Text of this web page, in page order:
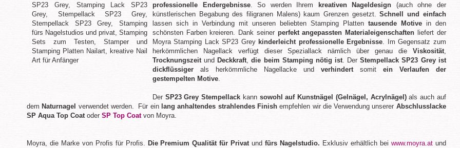
professionelle Endergebnisse. So werden Ihrem kreativen Nageldesign (auch ohne der
künstlerischen Begabung des filigranen Malens) kaum Grenzen gesetzt.Schnell und einfach
lassen sich in Verbindung mit unseren beliebten Stamping Platten tausende Motivein den
schönsten Farben kreieren. Dank seiner perfekt angepassten Materialeigenschaften liefert der
Moyra Stamping Lack SP23 Grey kinderleicht professionelle Ergebnisse. Im Gegensatz zum
herkömmlichen Nagellack verfügt dieser Speziallack nämlich über genau die Viskosität,
Trocknungszeitund Deckkraft,die beim Stamping nötig ist. DerStempellack SP23 Grey ist
dickflüssiger als herkömmliche Nagellacke und verhindert somit ein Verlaufen der
gestempelten Motive.
Der SP23 Grey Stempellack kann sowohl auf Kunstnägel (Gelnägel, Acrylnägel)als auch auf
dem Naturnagel verwendet werden. Für ein lang anhaltendes strahlendes Finishempfehlen wir die Verwendung unserer Abschlusslacke
SP Aqua Top Coatoder SP Top Coat von Moyra.
Moyra, die Marke von Profis für Profis. Die Premium Qualität für Privatundfürs Nagelstudio. Exklusiv erhältlich bei www.moyra.atund